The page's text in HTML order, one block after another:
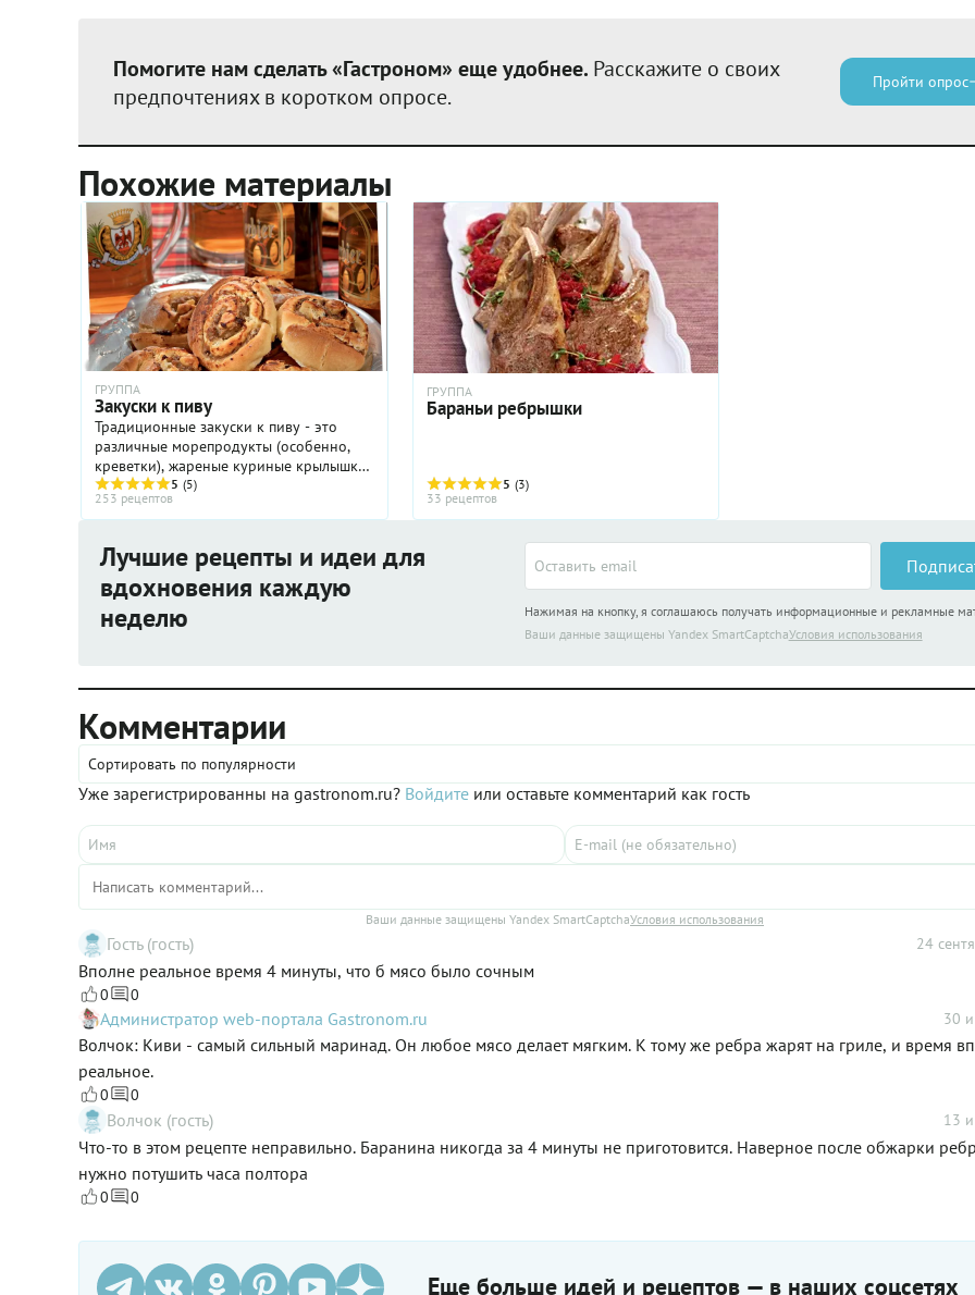
Помогите нам сделать «Гастроном» еще удобнее. Расскажите о своих
предпочтениях в коротком опросе.
Пройти опрос
Похожие материалы
ГРУППА
Закуски к пиву
Традиционные закуски к пиву - это
различные морепродукты (особенно,
креветки), жареные куриные крылышки,
небольшие соленые закуски на
шпажках, снэки, чипсы, сосиски,
колбаски. Креветки можно обжарить ...
5 (5)
253 рецептов
ГРУППА
Бараньи ребрышки
5 (3)
33 рецептов
Лучшие рецепты и идеи для
вдохновения каждую
неделю
Нажимая на кнопку, я соглашаюсь получать информационные и рекламные
Ваши данные защищены Yandex SmartCaptchaУсловия использования
Комментарии
Сортировать по популярности
Уже зарегистрированны на gastronom.ru? Войдите или оставьте комментарий как гость
Ваши данные защищены Yandex SmartCaptchaУсловия использования
Гость (гость) 24
Вполне реальное время 4 минуты, что б мясо было сочным
0 0
Администратор web-портала Gastronom.ru 30
Волчок: Киви - самый сильный маринад. Он любое мясо делает мягким. К тому же ребра жарят на гриле, и время
реальное.
0 0
Волчок (гость) 13
Что-то в этом рецепте неправильно. Баранина никогда за 4 минуты не приготовится. Наверное после обжарки
нужно потушить часа полтора
0 0
Еще больше идей и рецептов — в наших соцсетях